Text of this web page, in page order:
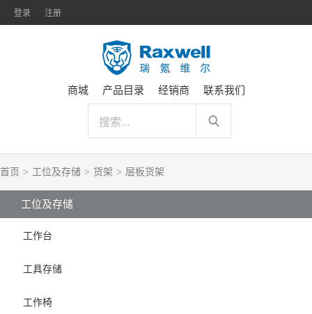
登录 注册
商城 产品目录 经销商 联系我们
首页 > 工位及存储 > 货架 > 层板货架
工位及存储
工作台
工具存储
工作椅